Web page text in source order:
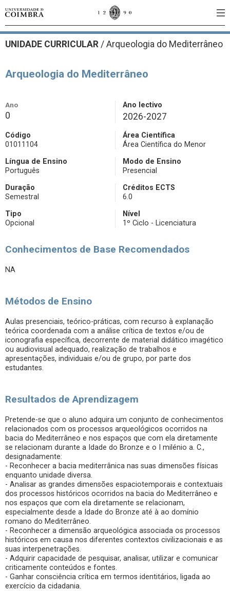
UNIDADE CURRICULAR / Arqueologia do Mediterrâneo
Arqueologia do Mediterrâneo
Ano
0
Ano lectivo
2026-2027
Código
01011104
Área Científica
Área Científica do Menor
Língua de Ensino
Português
Modo de Ensino
Presencial
Duração
Semestral
Créditos ECTS
6.0
Tipo
Opcional
Nível
1º Ciclo - Licenciatura
Conhecimentos de Base Recomendados
NA
Métodos de Ensino
Aulas presenciais, teórico-práticas, com recurso à explanação
teórica coordenada com a análise crítica de textos e/ou de
iconografia específica, decorrente de material didático imagético
ou audiovisual adequado, realização de trabalhos e
apresentações, individuais e/ou de grupo, por parte dos
estudantes.
Resultados de Aprendizagem
Pretende-se que o aluno adquira um conjunto de conhecimentos
relacionados com os processos arqueológicos ocorridos na
bacia do Mediterrâneo e nos espaços que com ela diretamente
se relacionam durante a Idade do Bronze e o I milénio a. C.,
designadamente:
- Reconhecer a bacia mediterrânica nas suas dimensões físicas
enquanto unidade diversa.
- Analisar as grandes dimensões espaciotemporais e contextuais
dos processos históricos ocorridos na bacia do Mediterrâneo e
nos espaços que com ela diretamente se relacionam,
especialmente desde a Idade do Bronze até à ao domínio
romano do Mediterrâneo.
- Reconhecer a dimensão arqueológica associada os processos
históricos em causa nos diferentes contextos civilizacionais e as
suas interpenetrações.
- Adquirir capacidade de pesquisar, analisar, utilizar e comunicar
criticamente conteúdos e fontes.
- Ganhar consciência crítica em termos identitários, ligada ao
exercício da cidadania.